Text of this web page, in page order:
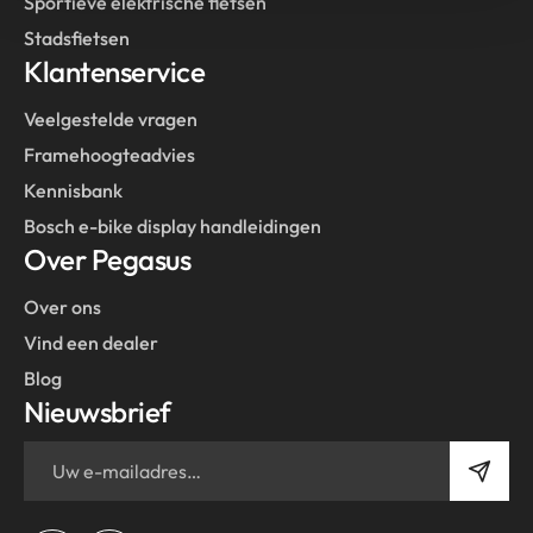
Stadsfietsen
Klantenservice
Veelgestelde vragen
Framehoogteadvies
Kennisbank
Bosch e-bike display handleidingen
Over Pegasus
Over ons
Vind een dealer
Blog
Nieuwsbrief